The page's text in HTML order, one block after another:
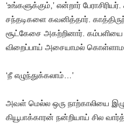
‘உங்களுக்கும் ,’ என்றார் பேராசிரியர்
சந்தடிகளை கவனித்தார்
சூட்கேசை அகற்றினார் கம்பளியை
விறைப்பாய் அசையாமல்
‘நீ எழுந்துக்கலாம் …’
அவள் மெல்ல ஒரு நாற்காலியை
கியூபாக்காரன் நன்றியாய் சில